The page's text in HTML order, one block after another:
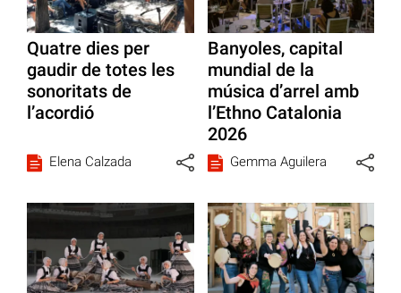
Quatre dies per
gaudir de totes les
sonoritats de
l’acordió
Elena Calzada
Banyoles, capital
mundial de la
música d’arrel amb
l’Ethno Catalonia
2026
Gemma Aguilera